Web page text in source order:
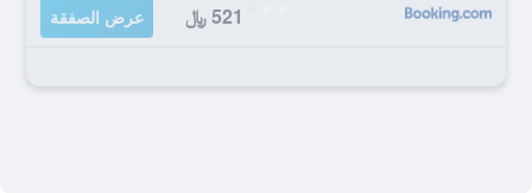
521 ﷼ عرض الصفقة